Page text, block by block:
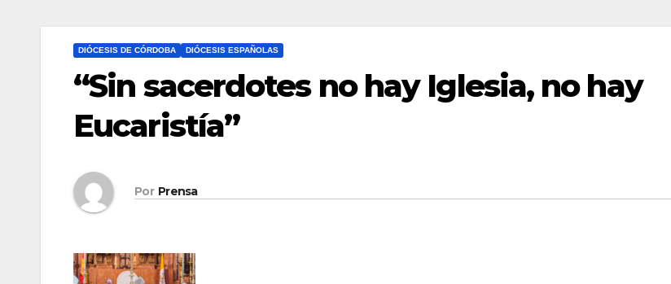
DIÓCESIS DE CÓRDOBA DIÓCESIS ESPAÑOLAS
“Sin sacerdotes no hay Iglesia, no hay
Eucaristía”
Por Prensa